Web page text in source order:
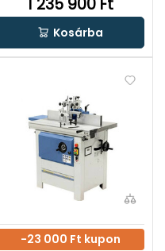
1 235 900 Ft
Kosárba
-23 000 Ft kupon